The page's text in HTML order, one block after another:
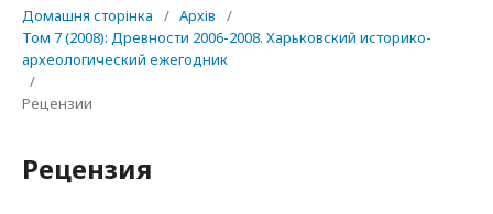
Домашня сторінка / Архів
/
Том 7 (2008): Древности 2006-2008. Харьковский историко-
археологический ежегодник
/
Рецензии
Рецензия